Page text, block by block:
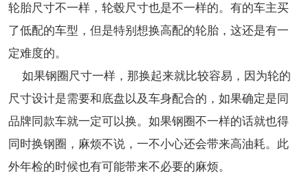
轮胎尺寸不一样，轮毂尺寸也是不一样的。有的车主买
了低配的车型，但是特别想换高配的轮胎，这还是有一
定难度的。
如果钢圈尺寸一样，那换起来就比较容易，因为轮的
尺寸设计是需要和底盘以及车身配合的，如果确定是同
品牌同款车就一定可以换。如果钢圈不一样的话就也得
同时换钢圈，麻烦不说，一不小心还会带来高油耗。此
外年检的时候也有可能带来不必要的麻烦。